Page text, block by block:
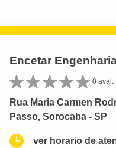
Encetar
0 aval.
Rua Maria Carmen
Passo, Sorocaba - SP
ver horario de